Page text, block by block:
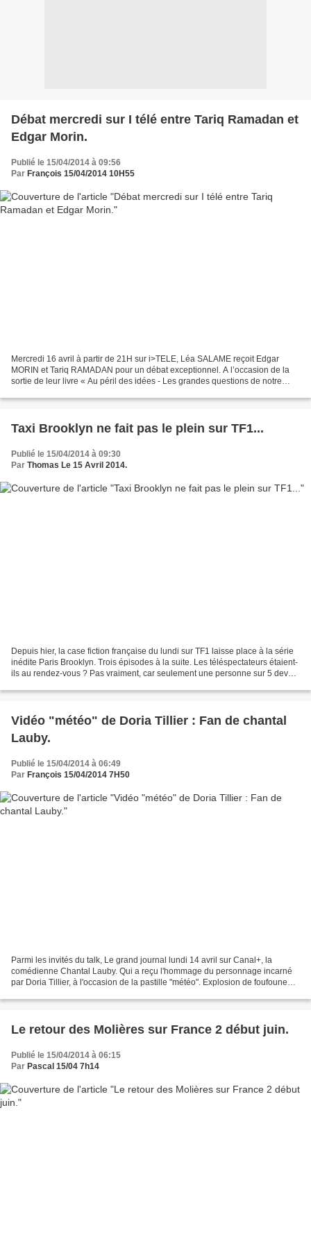
Débat mercredi sur I télé entre Tariq Ramadan et
Edgar Morin.
Publié le 15/04/2014 à 09:56
Par François 15/04/2014 10H55
Mercredi 16 avril à partir de 21H sur i>TELE, Léa SALAME reçoit Edgar
MORIN et Tariq RAMADAN pour un débat exceptionnel. A l’occasion de la
sortie de leur livre « Au péril des idées - Les grandes questions de notre
Taxi Brooklyn ne fait pas le plein sur TF1...
Publié le 15/04/2014 à 09:30
Par Thomas Le 15 Avril 2014.
Depuis hier, la case fiction française du lundi sur TF1 laisse place à la série
inédite Paris Brooklyn. Trois épisodes à la suite. Les téléspectateurs étaient-
ils au rendez-vous ? Pas vraiment, car seulement une personne sur 5 devant
Vidéo "météo" de Doria Tillier : Fan de chantal
Lauby.
Publié le 15/04/2014 à 06:49
Par François 15/04/2014 7H50
Parmi les invités du talk, Le grand journal lundi 14 avril sur Canal+, la
comédienne Chantal Lauby. Qui a reçu l'hommage du personnage incarné
par Doria Tillier, à l'occasion de la pastille "météo". Explosion de foufoune
Le retour des Molières sur France 2 début juin.
Publié le 15/04/2014 à 06:15
Par Pascal 15/04 7h14